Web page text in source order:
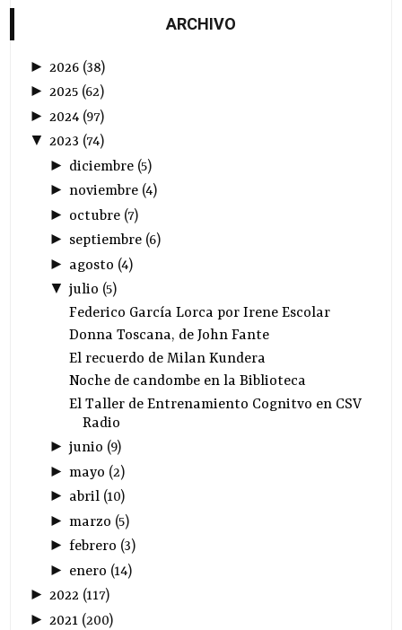
ARCHIVO
► 2026 (38)
►2025 (62)
► 2024 (97)
▼2023 (74)
► diciembre(5)
► noviembre(4)
► octubre(7)
► septiembre(6)
► agosto (4)
▼ julio (5)
Federico García Lorca por Irene Escolar
Donna Toscana, de John Fante
El recuerdo de Milan Kundera
Noche de candombe en la Biblioteca
El Taller de Entrenamiento Cognitvo en CSV
Radio
► junio (9)
► mayo (2)
► abril(10)
► marzo (5)
► febrero (3)
► enero (14)
►2022 (117)
► 2021 (200)